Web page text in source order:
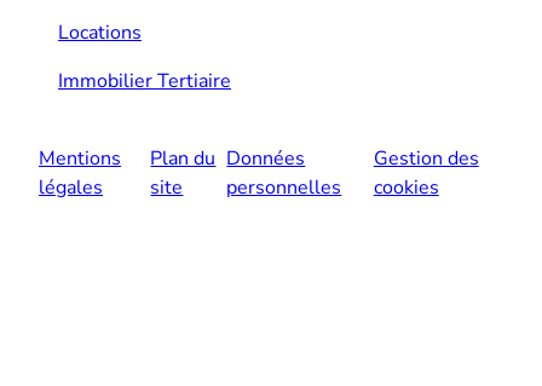
Locations
Immobilier Tertiaire
Mentions
légales
Plan du
site
Données
personnelles
Gestion des
cookies